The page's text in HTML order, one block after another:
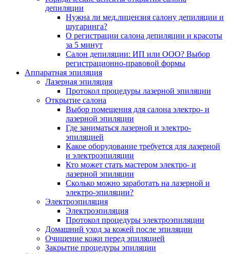
депиляции
Нужна ли мед.лицензия салону депиляции и
шугаринга?
О регистрации салона депиляции и красоты
за 5 минут
Салон депиляции: ИП или ООО? Выбор
регистрационно-правовой формы
Аппаратная эпиляция
Лазерная эпиляция
Протокол процедуры лазерной эпиляции
Открытие салона
Выбор помещения для салона электро- и
лазерной эпиляции
Где заниматься лазерной и электро-
эпиляцией
Какое оборудование требуется для лазерной
и электроэпиляции
Кто может стать мастером электро- и
лазерной эпиляции
Сколько можно заработать на лазерной и
электро-эпиляции?
Электроэпиляция
Электроэпиляция
Протокол процедуры электроэпиляции
Домашний уход за кожей после эпиляции
Очищение кожи перед эпиляцией
Закрытие процедуры эпиляции